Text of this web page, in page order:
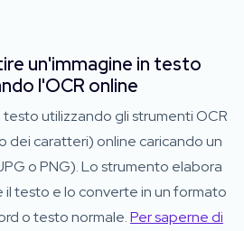
un'immagine in testo
l'OCR online
utilizzando gli strumenti OCR
dei caratteri) online caricando un
o PNG). Lo strumento elabora
il testo e lo converte in un formato
o testo normale.Per saperne di